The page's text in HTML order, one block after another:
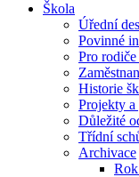
Škola
Úřední
Povinné
Pro
Historie
Projekty a
Důležité
Třídní
Archivace
Rok